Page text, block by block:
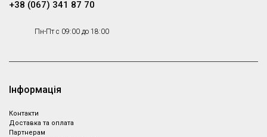
+38 (067) 341 87 70
Пн-Пт с 09:00 до 18:00
Інформація
Контакти
Доставка та оплата
Партнeрам